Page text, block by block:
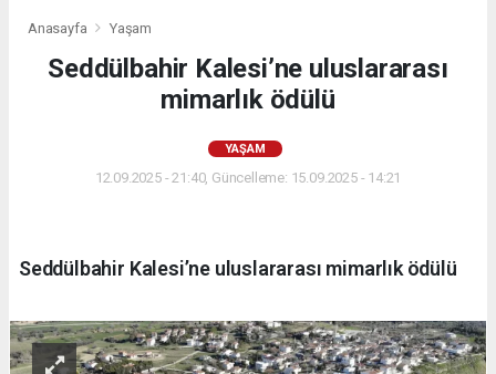
Anasayfa Yaşam
Seddülbahir Kalesi’ne uluslararası
mimarlık ödülü
YAŞAM
12.09.2025 - 21:40, Güncelleme: 15.09.2025 - 14:21
Seddülbahir Kalesi’ne uluslararası mimarlık ödülü